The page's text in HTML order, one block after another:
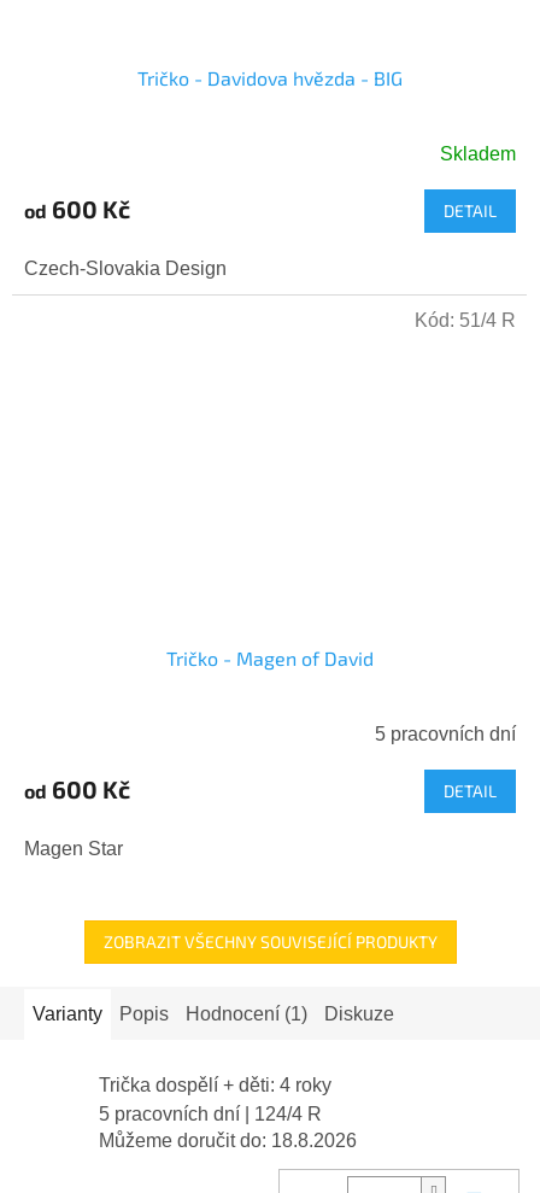
Tričko - Davidova hvězda - BIG
Skladem
od 600 Kč DETAIL
Czech-Slovakia Design
Tričko - Magen of David
5 pracovních dní
od 600 Kč DETAIL
Magen Star
Kód: 51/4 R
ZOBRAZIT VŠECHNY SOUVISEJÍCÍ PRODUKTY
Varianty Popis Hodnocení (1) Diskuze
Trička dospělí + děti: 4 roky
5 pracovních dní
| 124/4 R
Můžeme doručit do: 18.8.2026